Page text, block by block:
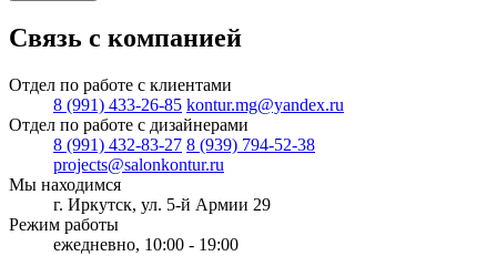
Связь с компанией
Отдел по работе с клиентами
8 (991) 433-26-85 kontur.mg@yandex.ru
Отдел по работе с дизайнерами
8 (991) 432-83-27 8 (939) 794-52-38
projects@salonkontur.ru
Мы находимся
г. Иркутск, ул. 5-й Армии 29
Режим работы
ежедневно, 10:00 - 19:00